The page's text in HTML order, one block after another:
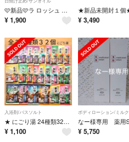
‎🩷新品‎🩷ラ ロッシュ ポゼ UVイデア XL プロテクショントーンアップ クリア クリア
¥ 1,900 ¥ 3,490
入浴剤/バスソルト
★ にごり湯 24種類32個★ 入浴剤 いい湯旅立ち
¥ 1,100
ボディローション/ミルク
¥ 5,750